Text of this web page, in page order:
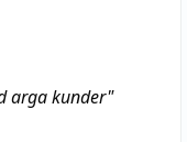
arga kunder"